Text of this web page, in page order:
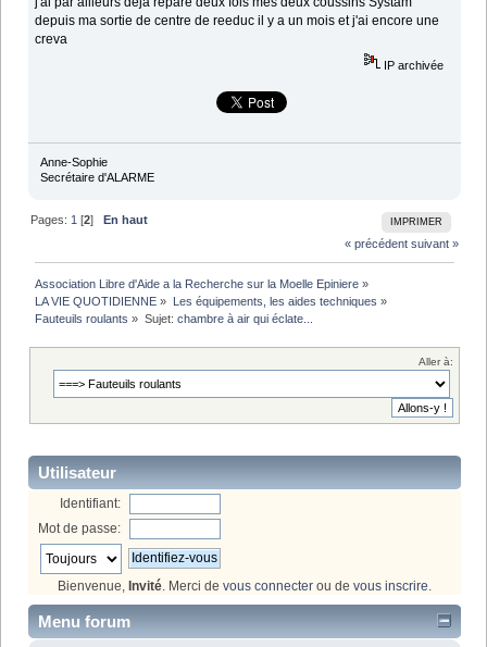
depuis ma sortie de centre de reeduc il y a un mois et j'ai encore une
creva
IP archivée
Anne-Sophie
Secrétaire d'ALARME
IMPRIMER
Pages: 1 [2]
En haut
« précédent suivant »
Association Libre d'Aide a la Recherche sur la Moelle Epiniere »
LA VIE QUOTIDIENNE » Les équipements, les aides techniques »
Fauteuils roulants » Sujet: chambre à air qui éclate...
Aller à:
Utilisateur
Identifiant:
Mot de passe:
Bienvenue, Invité. Merci de vous connecter ou de vous inscrire.
Menu forum